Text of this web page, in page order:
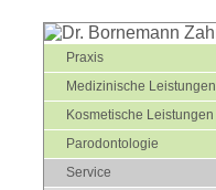
Praxis
Medizinische Leistungen
Kosmetische Leistungen
Parodontologie
Service